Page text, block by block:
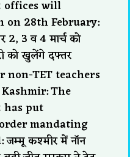
offices will
on 28th February:
2, 3 व 4 मार्च को
को खुलेंगे दफ्तर
TET teachers
The
has put
mandating
कश्मीर में नॉन